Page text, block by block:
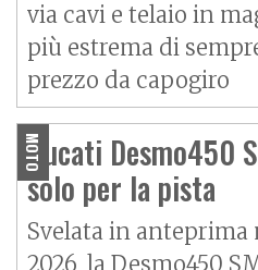
via cavi e telaio in
più estrema di
prezzo da capogiro
MOTO
Ducati Desmo450
solo per la pista
Svelata in anteprima
2026, la Desmo450